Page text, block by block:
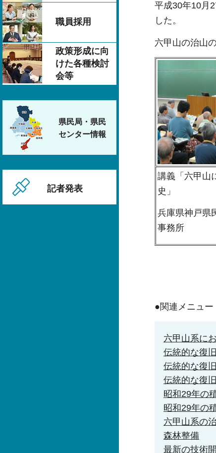
職員採用
政策形成に向
けた各種検討
会等
県民局・県民
センター情報
記者発表
平成30年10月
した。
六甲山の治山
講義「六甲山
史」
兵庫県神戸県
事務所
●関連メニュー
六甲山系に
伝統的な復
伝統的な復
伝統的な復
昭和29年の
昭和29年の
六甲山系の
森林整備
最新の技術